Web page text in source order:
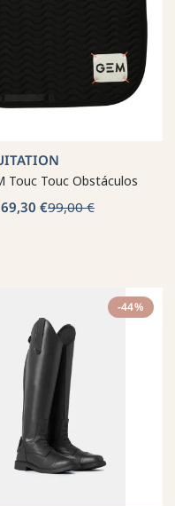
Touc Touc Obstáculos
69,30 €99,00 €
-44%